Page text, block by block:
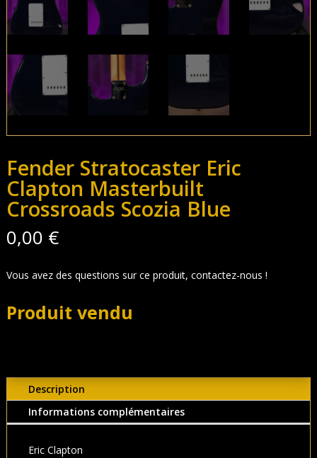
Fender Stratocaster Eric
Clapton Masterbuilt
Crossroads Scozia Blue
0,00 €
Vous avez des questions sur ce produit, contactez-nous !
Produit vendu
Description
Informations complémentaires
Eric Clapton